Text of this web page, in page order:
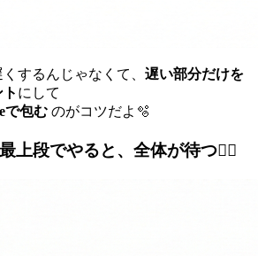
するんじゃなくて、 遅い部分だけを
にして
で包む のがコツだよ🫧
上段でやると、全体が待つ🙅‍♀️